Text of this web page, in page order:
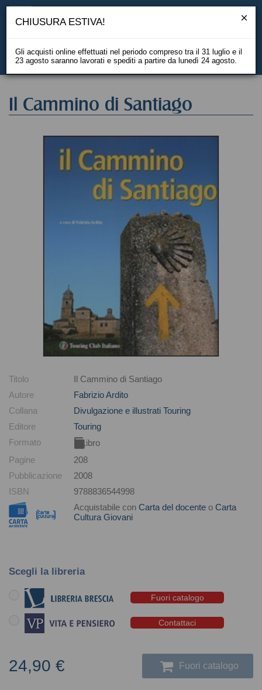
EN
Il Cammino di Santiago
Titolo
Il Cammino di Santiago
Autore
Fabrizio Ardito
Collana
Divulgazione e illustrati Touring
Editore
Touring
Formato
Libro
Pagine
208
Pubblicazione
2008
ISBN
9788836544998
Acquistabile con Carta del docente o Carta
Cultura Giovani
Scegli la libreria
Fuori catalogo
Contattaci
24,90 € Fuori catalogo
CHIUSURA ESTIVA!
Gli acquisti online effettuati nel periodo compreso tra il 31 luglio e il
23 agosto saranno lavorati e spediti a partire da lunedì 24 agosto.